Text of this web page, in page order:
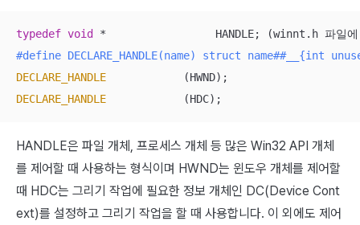
typedef void
#define DECLARE_HANDLE(name) struct name##__{int
DECLARE_HANDLE
DECLARE_HANDLE
            (HDC);
HANDLE은 파일 개체, 프로세스 개체 등 많은 Win32 API 개체
를 제어할 때 사용하는 형식이며 HWND는 윈도우 개체를 제어할
때 HDC는 그리기 작업에 필요한 정보 개체인 DC(Device Cont
ext)를 설정하고 그리기 작업을 할 때 사용합니다. 이 외에도 제어